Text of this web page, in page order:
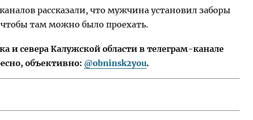
рассказали, что мужчина установил заборы
там можно было проехать.
севера Калужской области в телеграм-канале
объективно: @obninsk2you.